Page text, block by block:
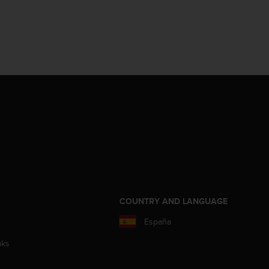
COUNTRY AND LANGUAGE
España